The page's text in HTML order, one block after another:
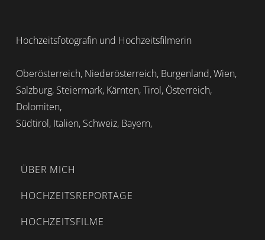
Hochzeitsfotografin und Hochzeitsfilmerin
Oberösterreich, Niederösterreich, Burgenland, Wien,
Salzburg, Steiermark, Kärnten, Tirol, Österreich,
Dolomiten,
Südtirol, Italien, Schweiz, Bayern,
ÜBER MICH
HOCHZEITSREPORTAGE
HOCHZEITSFILME